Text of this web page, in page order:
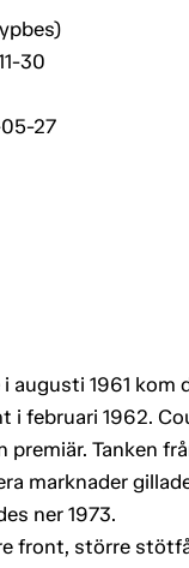
30
27
augusti 1961 kom
i februari 1962.
Tanken
marknader
ner 1973.
front, större